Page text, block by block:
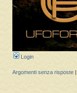
Login
Argomenti senza risposte